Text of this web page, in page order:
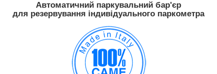
Автоматичний паркувальний бар'єр
для резервування індивідуального паркометра